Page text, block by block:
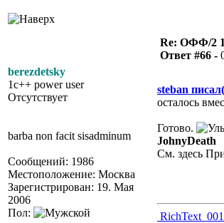
berezdetsky
1c++ power user
Отсутствует
barba non facit sisadminum
Сообщений: 1986
Местоположение: Москва
Зарегистрирован: 19. Мая
2006
Пол:
Re: ОФФ/2
Ответ #66 -
steban
осталось
Готово.
JohnyDeath
См. здесь